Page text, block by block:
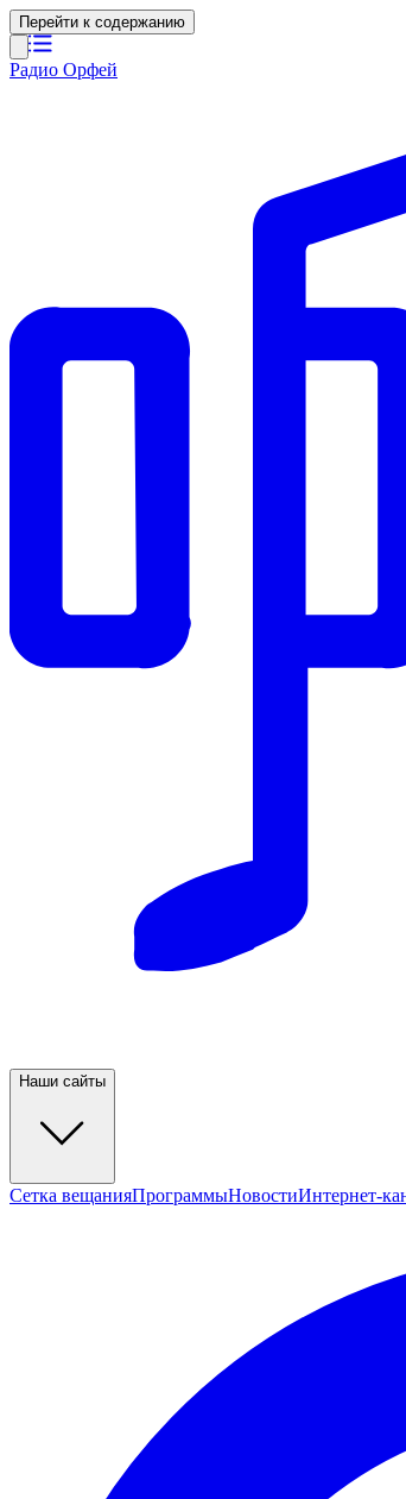
Перейти к содержанию
Радио Орфей
Наши сайты
Сетка вещанияПрограммыНовостиИнтернет-